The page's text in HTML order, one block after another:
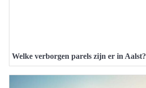
Welke verborgen parels zijn er in Aalst?